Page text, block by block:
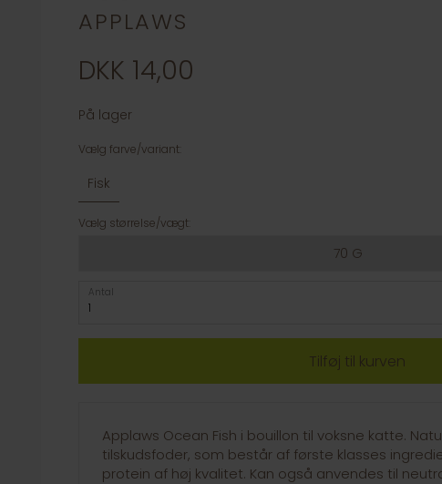
APPLAWS
DKK 14,00
På lager
Vælg farve/variant:
Fisk
Vælg størrelse/vægt:
70 G
Antal
Applaws Ocean Fish i bouillon til voksne katte.
tilskudsfoder, som består af første klasses
protein af høj kvalitet. Kan også anvendes til